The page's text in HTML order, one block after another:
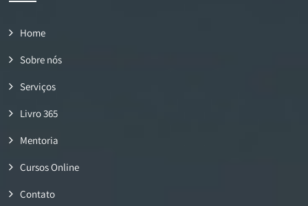
Home
Sobre nós
Serviços
Livro 365
Mentoria
Cursos Online
Contato